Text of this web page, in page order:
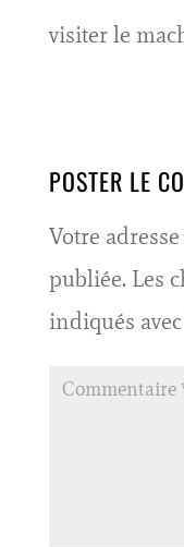
visiter le
POSTER LE
Votre
publiée. Les
indiqués avec